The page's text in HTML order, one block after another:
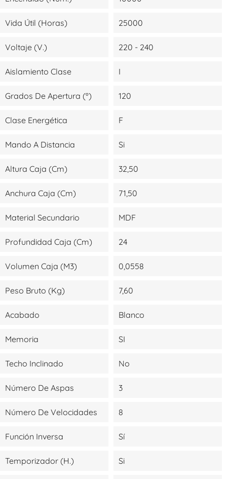
Vida Útil (Horas) 25000
Voltaje (V.) 220 - 240
Aislamiento Clase I
Grados De Apertura (º) 120
Clase Energética F
Mando A Distancia Si
Altura Caja (cm) 32,50
Anchura Caja (cm) 71,50
Material Secundario MDF
Profundidad Caja (cm) 24
Volumen Caja (m3) 0,0558
Peso Bruto (kg) 7,60
Acabado Blanco
Memoria SI
Techo Inclinado No
Número De Aspas 3
Número De Velocidades 8
Función Inversa Sí
Temporizador (H.) Si